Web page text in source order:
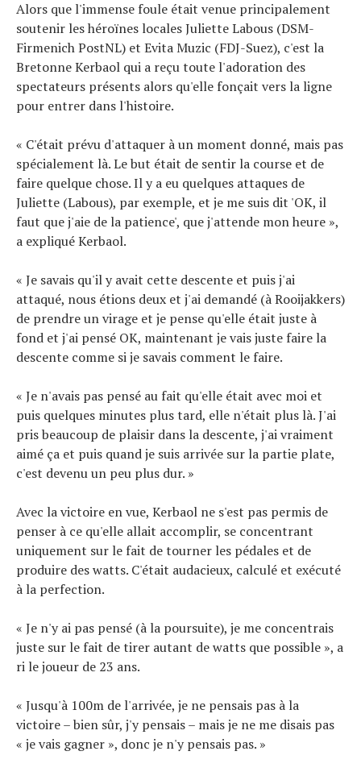
Alors que l'immense foule était venue principalement
soutenir les héroïnes locales Juliette Labous (DSM-
Firmenich PostNL) et Evita Muzic (FDJ-Suez), c'est la
Bretonne Kerbaol qui a reçu toute l'adoration des
spectateurs présents alors qu'elle fonçait vers la ligne
pour entrer dans l'histoire.
« C'était prévu d'attaquer à un moment donné, mais pas
spécialement là. Le but était de sentir la course et de
faire quelque chose. Il y a eu quelques attaques de
Juliette (Labous), par exemple, et je me suis dit 'OK, il
faut que j'aie de la patience', que j'attende mon heure »,
a expliqué Kerbaol.
« Je savais qu'il y avait cette descente et puis j'ai
attaqué, nous étions deux et j'ai demandé (à Rooijakkers)
de prendre un virage et je pense qu'elle était juste à
fond et j'ai pensé OK, maintenant je vais juste faire la
descente comme si je savais comment le faire.
« Je n'avais pas pensé au fait qu'elle était avec moi et
puis quelques minutes plus tard, elle n'était plus là. J'ai
pris beaucoup de plaisir dans la descente, j'ai vraiment
aimé ça et puis quand je suis arrivée sur la partie plate,
c'est devenu un peu plus dur. »
Avec la victoire en vue, Kerbaol ne s'est pas permis de
penser à ce qu'elle allait accomplir, se concentrant
uniquement sur le fait de tourner les pédales et de
produire des watts. C'était audacieux, calculé et exécuté
à la perfection.
« Je n'y ai pas pensé (à la poursuite), je me concentrais
juste sur le fait de tirer autant de watts que possible », a
ri le joueur de 23 ans.
« Jusqu'à 100m de l'arrivée, je ne pensais pas à la
victoire – bien sûr, j'y pensais – mais je ne me disais pas
« je vais gagner », donc je n'y pensais pas. »